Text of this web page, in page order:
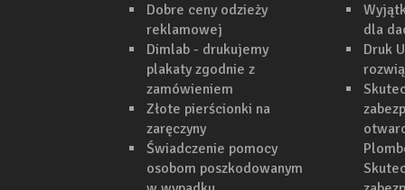
Dobre ceny odzieży
reklamowej
Dimlab - drukujemy
plakaty zgodnie z
zamówieniem
Złote pierścionki na
zaręczyny
Świadczenie pomocy
osobom poszkodowanym
dla
Druk